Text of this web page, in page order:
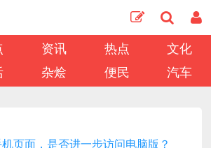
资讯 热点
文化
杂烩 便民 汽车
页面，是否进一步访问电脑版？